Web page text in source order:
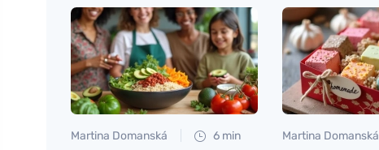
Martina Domanská 6 min Martina Domanská